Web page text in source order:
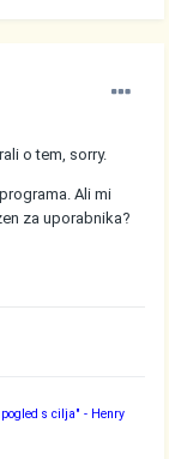
o tem, sorry.
Ali mi
za uporabnika?
pogled s cilja"- Henry